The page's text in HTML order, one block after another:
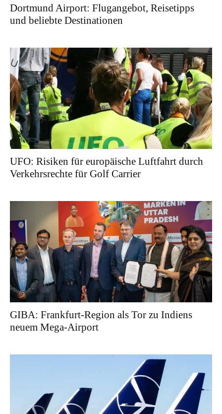
Dortmund Airport: Flugangebot, Reisetipps
und beliebte Destinationen
UFO: Risiken für europäische Luftfahrt durch
Verkehrsrechte für Golf Carrier
GIBA: Frankfurt-Region als Tor zu Indiens
neuem Mega-Airport